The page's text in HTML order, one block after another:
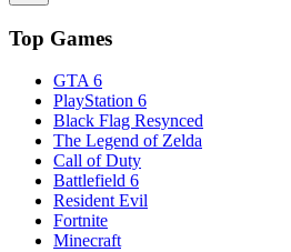
Top Games
GTA 6
PlayStation 6
Black Flag Resynced
The Legend of Zelda
Call of Duty
Battlefield 6
Resident Evil
Fortnite
Minecraft